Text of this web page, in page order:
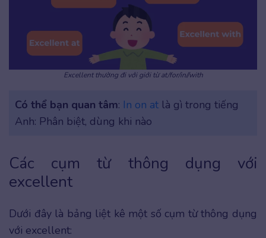
Excellent thường đi với giới từ at/for/in//with
Có thể bạn quan tâm: In on at là gì trong tiếng
Anh: Phân biệt, dùng khi nào
Các cụm từ thông dụng với
excellent
Dưới đây là bảng liệt kê một số cụm từ thông dụng
với excellent: